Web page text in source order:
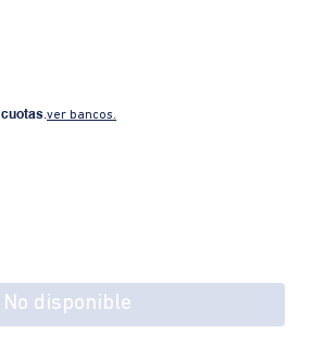
cuotas.ver bancos.
No disponible